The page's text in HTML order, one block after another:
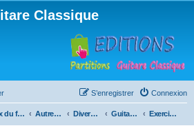
Classique
Connexion
S’enregistrer
Index du forum Autres instruments à cordes pincées, ou styles Divers instruments Guitare acoustique ("folk") Exercices en tous genres